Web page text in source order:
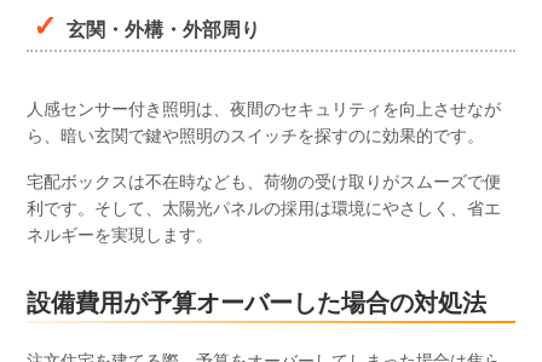
玄関・外構・外部周り
人感センサー付き照明は、夜間のセキュリティを向上させなが
ら、暗い玄関で鍵や照明のスイッチを探すのに効果的です。
宅配ボックスは不在時なども、荷物の受け取りがスムーズで便
利です。そして、太陽光パネルの採用は環境にやさしく、省エ
ネルギーを実現します。
設備費用が予算オーバーした場合の対処法